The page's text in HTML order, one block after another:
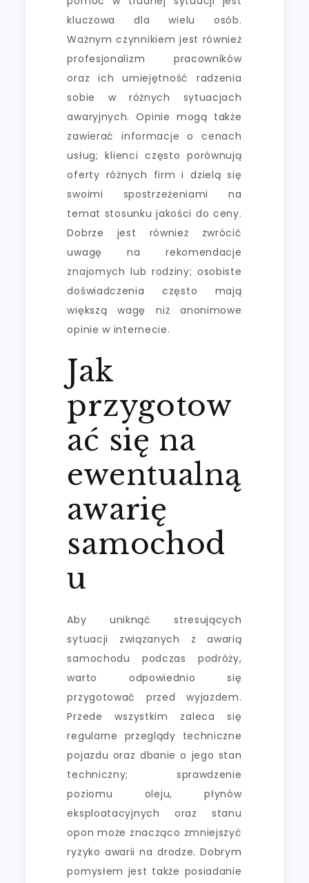
kluczowa dla wielu osób.
Ważnym czynnikiem jest również
profesjonalizm pracowników
oraz ich umiejętność radzenia
sobie w różnych sytuacjach
awaryjnych. Opinie mogą także
zawierać informacje o cenach
usług; klienci często porównują
oferty różnych firm i dzielą się
swoimi spostrzeżeniami na
temat stosunku jakości do ceny.
Dobrze jest również zwrócić
uwagę na rekomendacje
znajomych lub rodziny; osobiste
doświadczenia często mają
większą wagę niż anonimowe
opinie w internecie.
Jak
przygotow
ać się na
ewentualną
awarię
samochod
u
Aby uniknąć stresujących
sytuacji związanych z awarią
samochodu podczas podróży,
warto odpowiednio się
przygotować przed wyjazdem.
Przede wszystkim zaleca się
regularne przeglądy techniczne
pojazdu oraz dbanie o jego stan
techniczny; sprawdzenie
poziomu oleju, płynów
eksploatacyjnych oraz stanu
opon może znacząco zmniejszyć
ryzyko awarii na drodze. Dobrym
pomysłem jest także posiadanie